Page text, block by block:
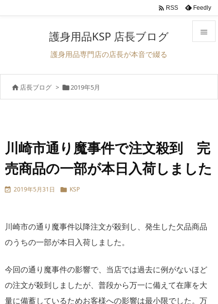


次へ

検索
 RSS Feedly
護身用品KSP 店長ブログ
護身用品専門店の店長が本音で綴る
 店長ブログ > 2019年5月
川崎市通り魔事件で注文殺到 完
売商品の一部が本日入荷しました
 2019年5月31日  KSP
川崎市の通り魔事件以降注文が殺到し、発生した欠品商品
のうちの一部が本日入荷しました。
今回の通り魔事件の影響で、当店では過去に例がないほど
の注文が殺到しましたが、普段から万一に備えて在庫を大
量に備蓄しているためお客様への影響は最小限でした。万